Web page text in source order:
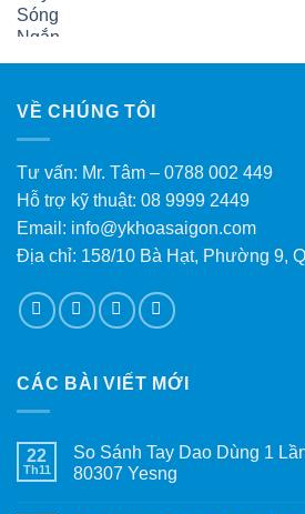
VỀ CHÚNG TÔI
Tư vấn: Mr. Tâm – 0788 002 449
Hỗ trợ kỹ thuật: 08 9999 2449
Email: info@ykhoasaigon.com
Địa chỉ: 158/10 Bà Hạt, Phường 9,
CÁC BÀI VIẾT MỚI
22
Th11
So Sánh Tay Dao Dùng 1
80307 Yesng